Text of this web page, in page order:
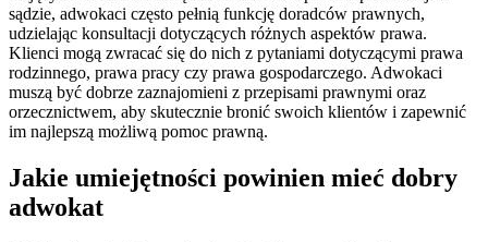
sądzie, adwokaci często pełnią funkcję doradców prawnych,
udzielając konsultacji dotyczących różnych aspektów prawa.
Klienci mogą zwracać się do nich z pytaniami dotyczącymi prawa
rodzinnego, prawa pracy czy prawa gospodarczego. Adwokaci
muszą być dobrze zaznajomieni z przepisami prawnymi oraz
orzecznictwem, aby skutecznie bronić swoich klientów i zapewnić
im najlepszą możliwą pomoc prawną.
Jakie umiejętności powinien mieć dobry
adwokat